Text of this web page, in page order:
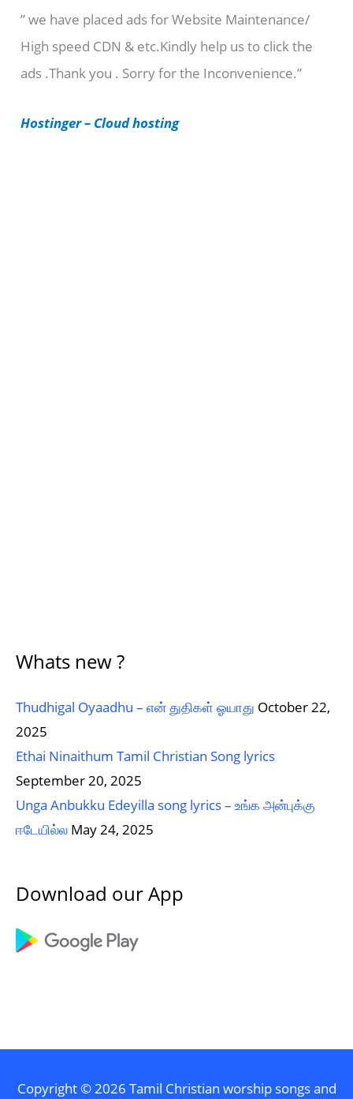
g
o
r
e
” we have placed ads for Website Maintenance/
High speed CDN & etc.Kindly help us to click the
ads .Thank you . Sorry for the Inconvenience.”
Hostinger – Cloud hosting
Whats new ?
Thudhigal Oyaadhu – என் துதிகள் ஓயாது October 22,
2025
Ethai Ninaithum Tamil Christian Song lyrics
September 20, 2025
Unga Anbukku Edeyilla song lyrics – உங்க அன்புக்கு
ஈடேயில்ல May 24, 2025
Download our App
Copyright © 2026 Tamil Christian worship songs and